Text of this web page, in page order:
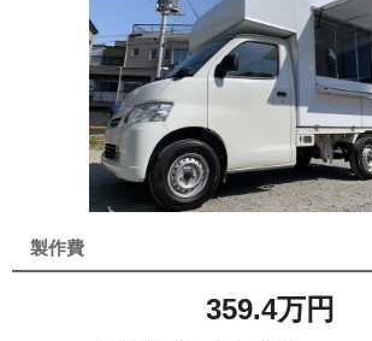
製作費
359.4万円